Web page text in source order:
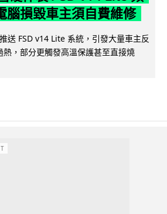
腦損毀車主須自費維修
送 FSD v14 Lite 系統，引發大量車主反
熱，部分更觸發高溫保護甚至直接燒